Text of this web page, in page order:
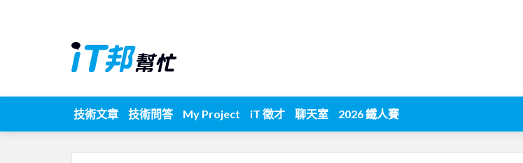
技術文章 技術問答 My Project iT 徵才 聊天室 2026 鐵人賽